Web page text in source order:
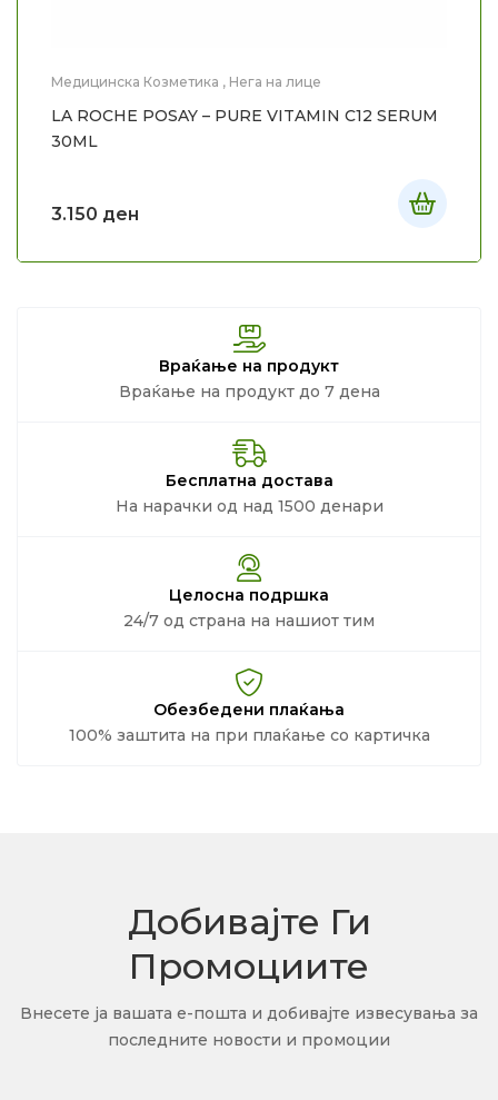
Медицинска Козметика , Нега на лице
LA ROCHE POSAY – PURE VITAMIN C12 SERUM
30ML
3.150 ден
Враќање на продукт
Враќање на продукт до 7 дена
Бесплатна достава
На нарачки од над 1500 денари
Целосна подршка
24/7 од страна на нашиот тим
Обезбедени плаќања
100% заштита на при плаќање со картичка
Добивајте Ги
Промоциите
Внесете ја вашата е-пошта и добивајте извесувања за
последните новости и промоции